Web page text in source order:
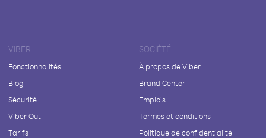
VIBER
Fonctionnalités
Blog
Sécurité
Viber Out
Tarifs
SOCIÉTÉ
À propos de Viber
Brand Center
Emplois
Termes et conditions
Politique de confidentialité